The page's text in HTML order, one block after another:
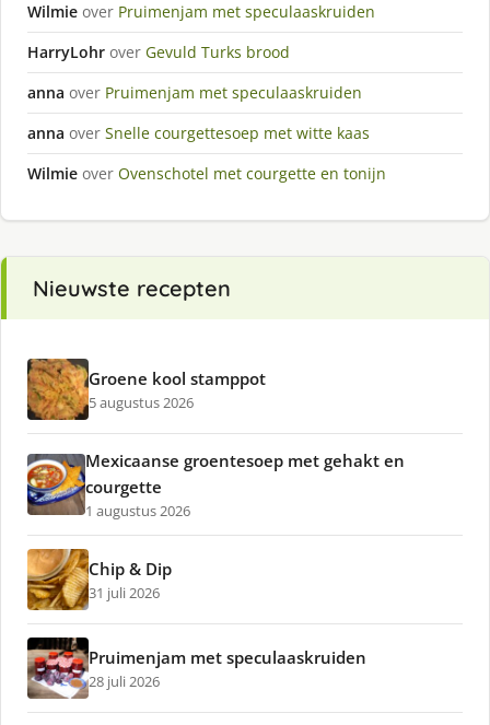
Wilmie over Pruimenjam met speculaaskruiden
HarryLohr over Gevuld Turks brood
anna over Pruimenjam met speculaaskruiden
anna over Snelle courgettesoep met witte kaas
Wilmie over Ovenschotel met courgette en tonijn
Nieuwste recepten
Groene kool stamppot
5 augustus 2026
Mexicaanse groentesoep met gehakt en
courgette
1 augustus 2026
Chip & Dip
31 juli 2026
Pruimenjam met speculaaskruiden
28 juli 2026